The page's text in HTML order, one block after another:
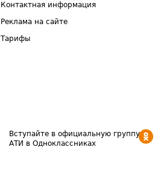
Контактная информация
Реклама на сайте
Тарифы
Вступайте в официальную группу
АТИ в Одноклассниках